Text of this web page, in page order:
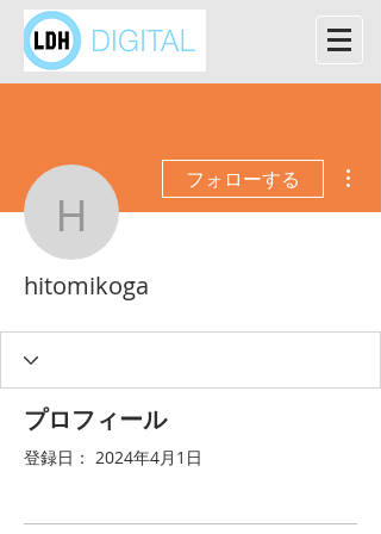
hitomikoga
フォローする
hitomikoga
プロフィール
登録日： 2024年4月1日